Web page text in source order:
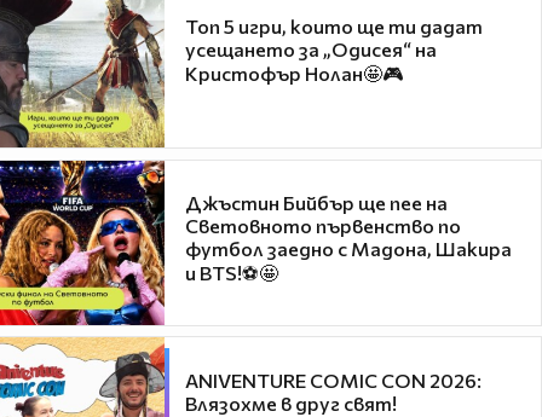
Топ 5 игри, които ще ти дадат
усещането за „Одисея“ на
Кристофър Нолан🤩🎮
Джъстин Бийбър ще пее на
Световното първенство по
футбол заедно с Мадона, Шакира
и BTS!⚽🤩
ANIVENTURE COMIC CON 2026:
Влязохме в друг свят!